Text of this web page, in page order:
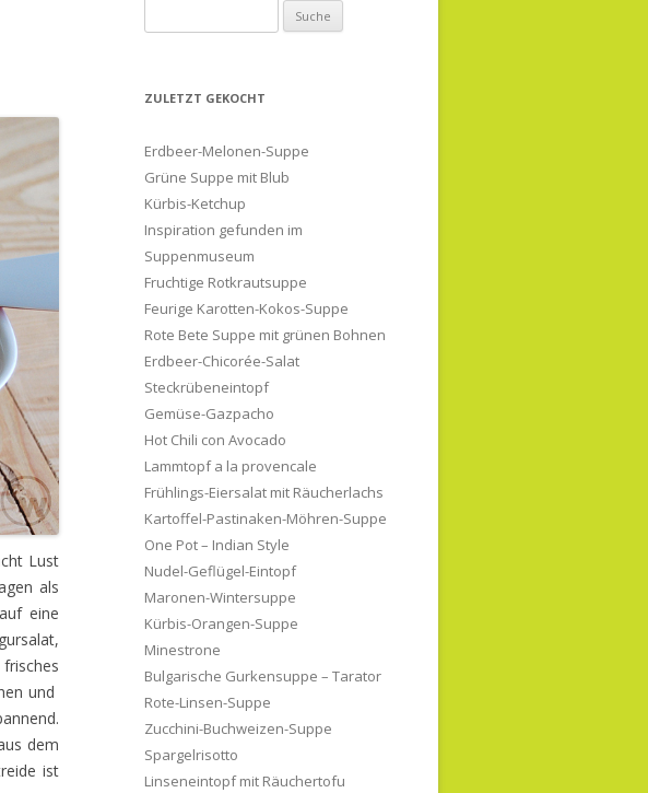
Lust
als
eine
und
dem
ist
nach:
ZULETZT GEKOCHT
Erdbeer-Melonen-Suppe
Grüne Suppe mit Blub
Kürbis-Ketchup
Inspiration gefunden im
Suppenmuseum
Fruchtige Rotkrautsuppe
Feurige Karotten-Kokos-Suppe
Rote Bete Suppe mit grünen Bohnen
Erdbeer-Chicorée-Salat
Steckrübeneintopf
Gemüse-Gazpacho
Hot Chili con Avocado
Lammtopf a la provencale
Frühlings-Eiersalat mit Räucherlachs
Kartoffel-Pastinaken-Möhren-Suppe
One Pot – Indian Style
Nudel-Geflügel-Eintopf
Maronen-Wintersuppe
Kürbis-Orangen-Suppe
Minestrone
Bulgarische Gurkensuppe – Tarator
Rote-Linsen-Suppe
Zucchini-Buchweizen-Suppe
Spargelrisotto
Linseneintopf mit Räuchertofu